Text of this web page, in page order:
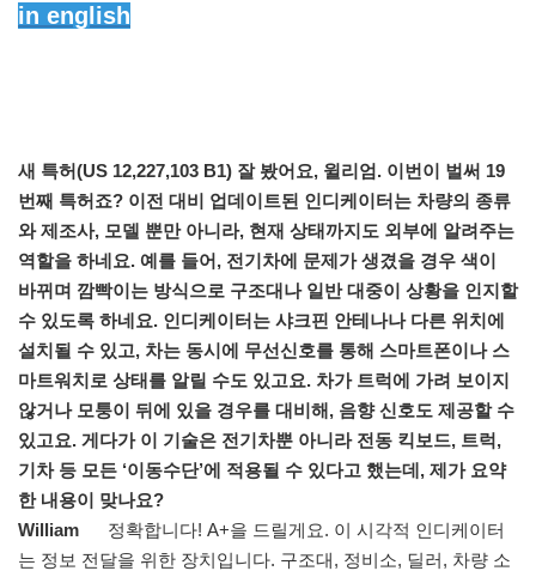
in english
새 특허(US 12,227,103 B1) 잘 봤어요, 윌리엄. 이번이 벌써 19
번째 특허죠? 이전 대비 업데이트된 인디케이터는 차량의 종류
와 제조사, 모델 뿐만 아니라, 현재 상태까지도 외부에 알려주는
역할을 하네요. 예를 들어, 전기차에 문제가 생겼을 경우 색이
바뀌며 깜빡이는 방식으로 구조대나 일반 대중이 상황을 인지할
수 있도록 하네요. 인디케이터는 샤크핀 안테나나 다른 위치에
설치될 수 있고, 차는 동시에 무선신호를 통해 스마트폰이나 스
마트워치로 상태를 알릴 수도 있고요. 차가 트럭에 가려 보이지
않거나 모퉁이 뒤에 있을 경우를 대비해, 음향 신호도 제공할 수
있고요. 게다가 이 기술은 전기차뿐 아니라 전동 킥보드, 트럭,
기차 등 모든 ‘이동수단’에 적용될 수 있다고 했는데, 제가 요약
한 내용이 맞나요?
William 정확합니다! A+을 드릴게요. 이 시각적 인디케이터
는 정보 전달을 위한 장치입니다. 구조대, 정비소, 딜러, 차량 소